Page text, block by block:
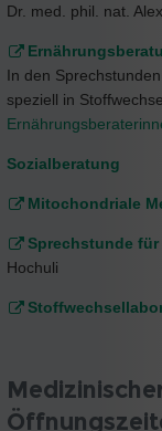
Dr. med. phil. nat.
In den
speziell in
Sozialberatung
Mitochondriale
Sprechstunde für
Hochuli